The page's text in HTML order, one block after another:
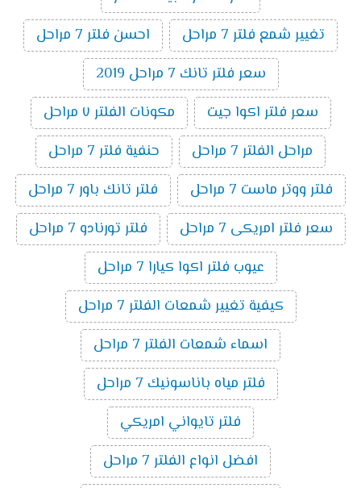
تغيير شمع فلتر 7 مراحل
احسن فلتر 7 مراحل
سعر فلتر تانك 7 مراحل 2019
سعر فلتر اكوا جيت
مكونات الفلتر ٧ مراحل
مراحل الفلتر 7 مراحل
حنفية فلتر 7 مراحل
فلتر ووتر ماست 7 مراحل
فلتر تانك باور 7 مراحل
سعر فلتر امريكى 7 مراحل
فلتر تورنادو 7 مراحل
عيوب فلتر اكوا كيارا 7 مراحل
كيفية تغيير شمعات الفلتر 7 مراحل
اسماء شمعات الفلتر 7 مراحل
فلتر مياه باناسونيك 7 مراحل
فلتر تايواني امريكي
افضل انواع الفلتر 7 مراحل